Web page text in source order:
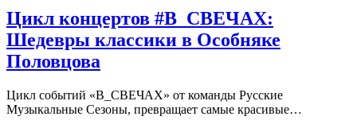
Цикл концертов #В_СВЕЧАХ:
Шедевры классики в Особняке
Половцова
Цикл событий «В_СВЕЧАХ» от команды Русские
Музыкальные Сезоны, превращает самые красивые…